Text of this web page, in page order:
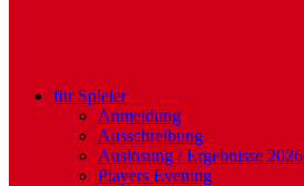
für Spieler
Anmeldung
Ausschreibung
Auslosung / Ergebnisse 2026
Players Evening